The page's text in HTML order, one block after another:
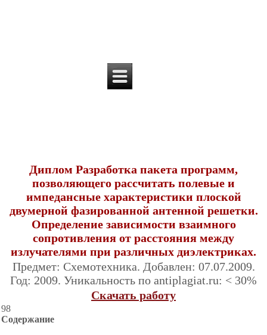
Диплом Разработка пакета программ,
позволяющего рассчитать полевые и
импедансные характеристики плоской
двумерной фазированной антенной решетки.
Определение зависимости взаимного
сопротивления от расстояния между
излучателями при различных диэлектриках.
Предмет: Схемотехника. Добавлен: 07.07.2009.
Год: 2009. Уникальность по antiplagiat.ru: < 30%
Скачать работу
98
Содержание